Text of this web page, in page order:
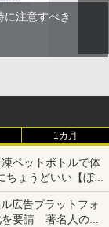
注意すべき
1カ月
ペットボトルで体
ちょうどいい【ぼっ
にしてる？】
広告プラットフォ
を要請 著名人の写